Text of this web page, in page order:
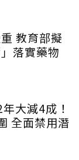
教育部擬
落實藥物
大減4成！
全面禁用潛